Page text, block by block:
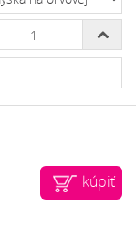
kúpiť